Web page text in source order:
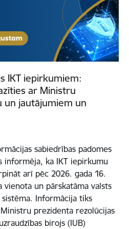
IKT iepirkumiem:
ar Ministru
un jautājumiem un
sabiedrības padomes
informēja, ka IKT iepirkumu
arī pēc 2026. gada 16.
vienota un pārskatāma valsts
Informācija tiks
prezidenta rezolūcijas
birojs (IUB)